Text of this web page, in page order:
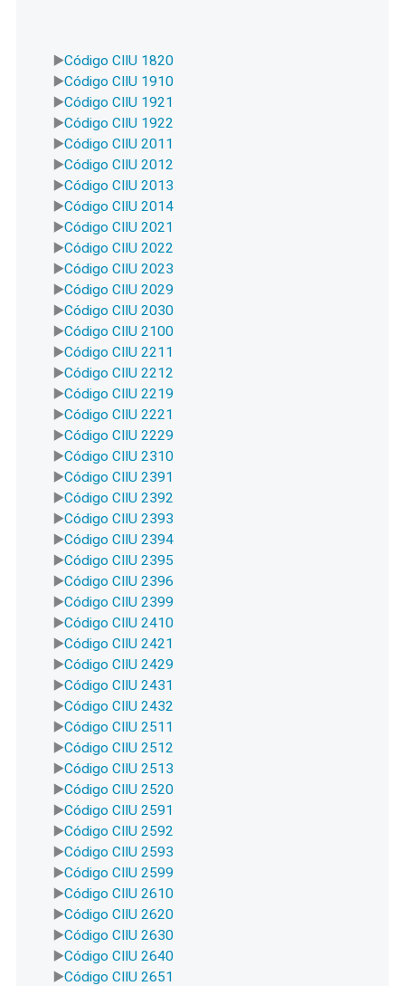
Código CIIU 1820
Código CIIU 1910
Código CIIU 1921
Código CIIU 1922
Código CIIU 2011
Código CIIU 2012
Código CIIU 2013
Código CIIU 2014
Código CIIU 2021
Código CIIU 2022
Código CIIU 2023
Código CIIU 2029
Código CIIU 2030
Código CIIU 2100
Código CIIU 2211
Código CIIU 2212
Código CIIU 2219
Código CIIU 2221
Código CIIU 2229
Código CIIU 2310
Código CIIU 2391
Código CIIU 2392
Código CIIU 2393
Código CIIU 2394
Código CIIU 2395
Código CIIU 2396
Código CIIU 2399
Código CIIU 2410
Código CIIU 2421
Código CIIU 2429
Código CIIU 2431
Código CIIU 2432
Código CIIU 2511
Código CIIU 2512
Código CIIU 2513
Código CIIU 2520
Código CIIU 2591
Código CIIU 2592
Código CIIU 2593
Código CIIU 2599
Código CIIU 2610
Código CIIU 2620
Código CIIU 2630
Código CIIU 2640
Código CIIU 2651